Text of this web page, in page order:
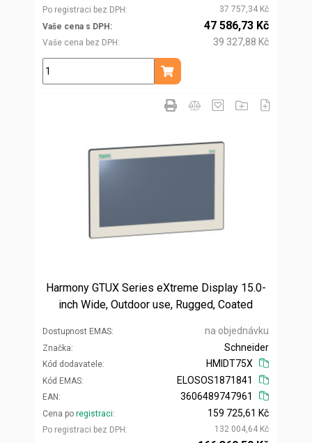
Po registraci bez DPH
37 757,34 Kč
Vaše cena s DPH
Vaše cena bez DPH
47 586,73 Kč
39 327,88 Kč
ks
Přidat do košíku
Harmony GTUX Series eXtreme Display 15.0-
inch Wide, Outdoor use, Rugged, Coated
Dostupnost EMAS na objednávku
Značka
Kód dodavatele
Schneider
HMIDT75X
Kód EMAS
EAN
ELOSOS1871841
3606489747961
Cena po registraci
Po registraci bez DPH
159 725,61 Kč
132 004,64 Kč